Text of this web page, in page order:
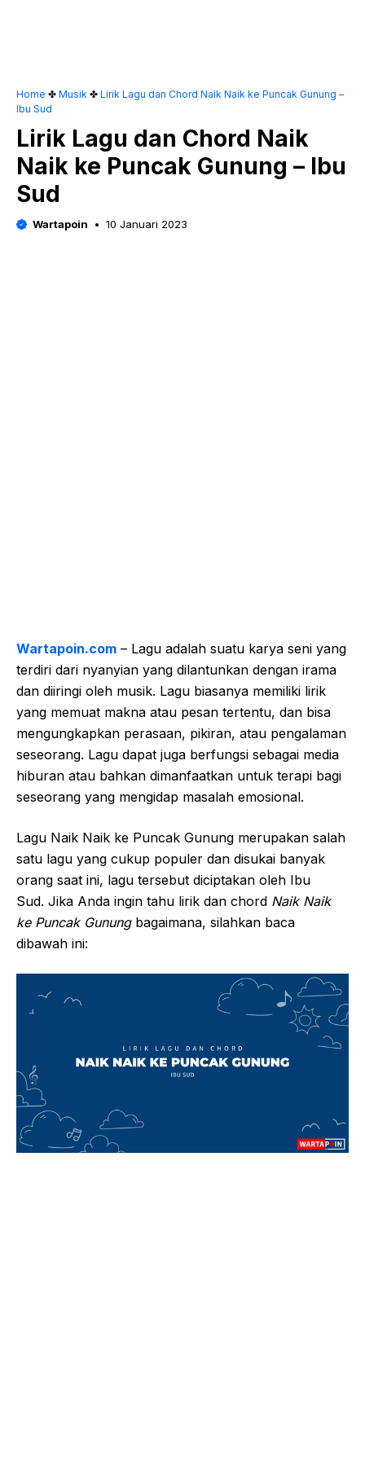
Home ✤ Musik ✤ Lirik Lagu dan Chord Naik Naik ke Puncak Gunung –
Ibu Sud
Lirik Lagu dan Chord Naik
Naik ke Puncak Gunung – Ibu
Sud
Wartapoin 10 Januari 2023
Wartapoin.com – Lagu adalah suatu karya seni yang
terdiri dari nyanyian yang dilantunkan dengan irama
dan diiringi oleh musik. Lagu biasanya memiliki lirik
yang memuat makna atau pesan tertentu, dan bisa
mengungkapkan perasaan, pikiran, atau pengalaman
seseorang. Lagu dapat juga berfungsi sebagai media
hiburan atau bahkan dimanfaatkan untuk terapi bagi
seseorang yang mengidap masalah emosional.
Lagu Naik Naik ke Puncak Gunung merupakan salah
satu lagu yang cukup populer dan disukai banyak
orang saat ini, lagu tersebut diciptakan oleh Ibu
Sud. Jika Anda ingin tahu lirik dan chord Naik Naik
ke Puncak Gunungbagaimana, silahkan baca
dibawah ini: